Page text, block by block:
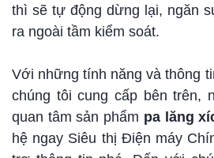
thì sẽ tự động dừng lại, ngăn
ra ngoài tầm kiểm soát.
Với những tính năng và thông
chúng tôi cung cấp bên trên,
quan tâm sản phẩm pa lăng
hệ ngay Siêu thị Điện máy